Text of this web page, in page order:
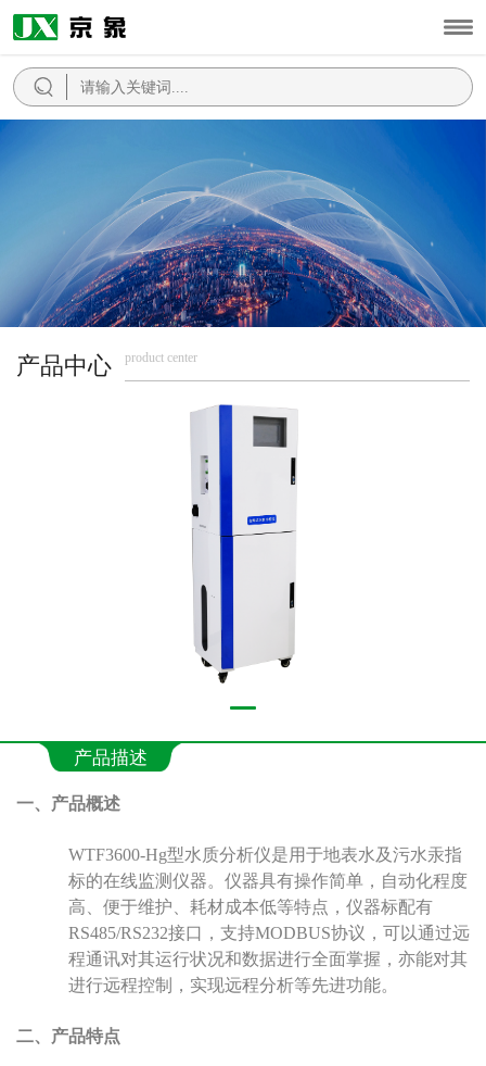
产品中心 product center
产品描述
一、产品概述
WTF3600-Hg型水质分析仪是用于地表水及污水汞指
标的在线监测仪器。 仪器具有操作简单，自动化程度
高、便于维护 、耗材成本低等特点， 仪器标配有
RS485/RS232接口 ，支持MODBUS协议 ，可以通过远
程通讯对其运行状况和数据进行全面掌握 ， 亦能对其
进行远程控制，实现远程分析等先进功能。
二、产品特点